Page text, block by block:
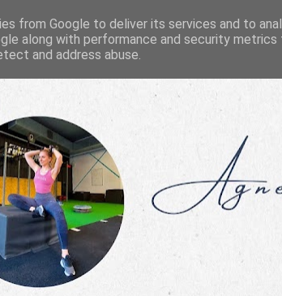
from Google to deliver its services and to
along with performance and security
and address abuse.